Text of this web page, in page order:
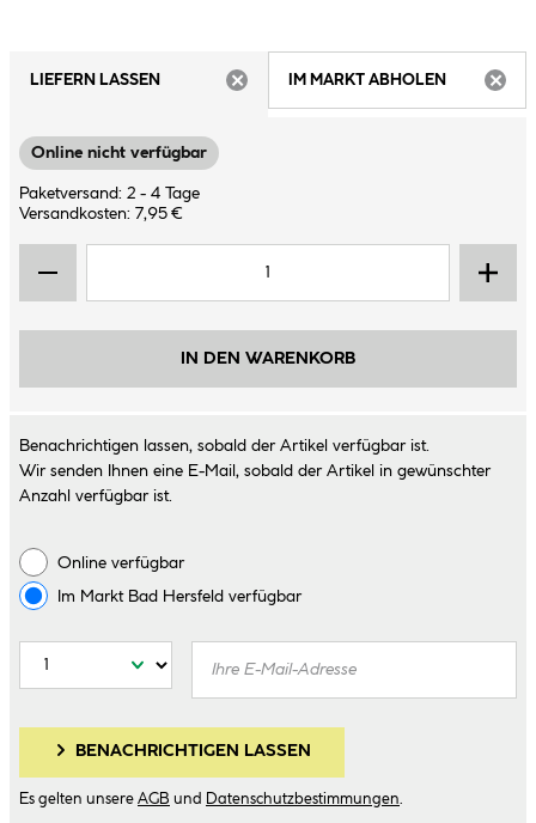
LIEFERN LASSEN
IM MARKT ABHOLEN
Online nicht verfügbar
Paketversand: 2 - 4 Tage
Versandkosten: 7,95 €
IN DEN WARENKORB
Benachrichtigen lassen, sobald der Artikel verfügbar ist.
Wir senden Ihnen eine E-Mail, sobald der Artikel in gewünschter
Anzahl verfügbar ist.
Online verfügbar
Im Markt Bad Hersfeld verfügbar
BENACHRICHTIGEN LASSEN
Es gelten unsere AGB und Datenschutzbestimmungen